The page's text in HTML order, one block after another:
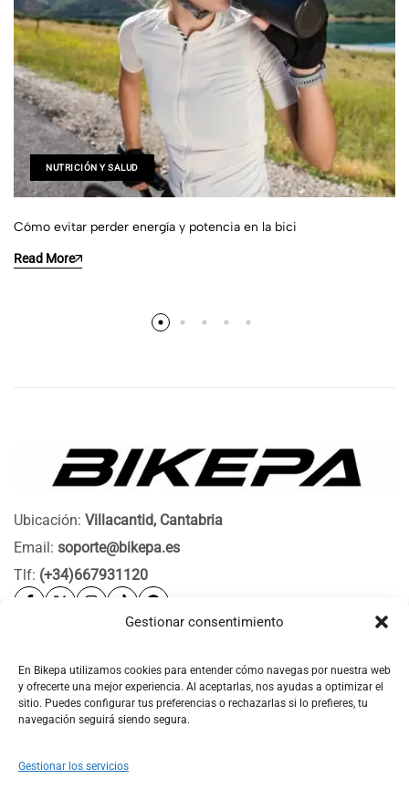
Gestionar consentimiento
En Bikepa utilizamos cookies para entender cómo navegas por nuestra web
y ofrecerte una mejor experiencia. Al aceptarlas, nos ayudas a optimizar el
sitio. Puedes configurar tus preferencias o rechazarlas si lo prefieres, tu
navegación seguirá siendo segura.
Gestionar los servicios
NUTRICIÓN Y SALUD
Cómo evitar perder energía y potencia en la bici
Read More
Ubicación: Villacantid, Cantabria
Email: soporte@bikepa.es
Tlf: (+34)667931120
Bikepa
Newsletter Bikepa